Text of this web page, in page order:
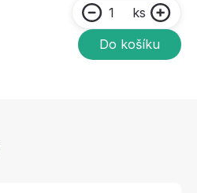
ks
Do košíku